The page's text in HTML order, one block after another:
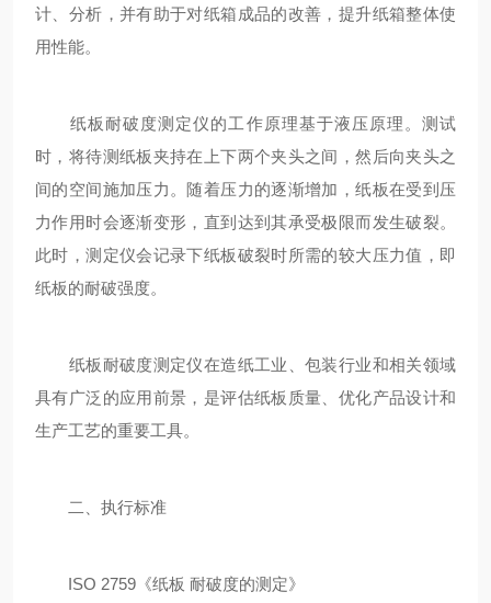
计、分析，并有助于对纸箱成品的改善，提升纸箱整体使
用性能。
纸板耐破度测定仪的工作原理基于液压原理。测试
时，将待测纸板夹持在上下两个夹头之间，然后向夹头之
间的空间施加压力。随着压力的逐渐增加，纸板在受到压
力作用时会逐渐变形，直到达到其承受极限而发生破裂。
此时，测定仪会记录下纸板破裂时所需的较大压力值，即
纸板的耐破强度。
纸板耐破度测定仪在造纸工业、包装行业和相关领域
具有广泛的应用前景，是评估纸板质量、优化产品设计和
生产工艺的重要工具。
二、执行标准
ISO 2759《纸板 耐破度的测定》